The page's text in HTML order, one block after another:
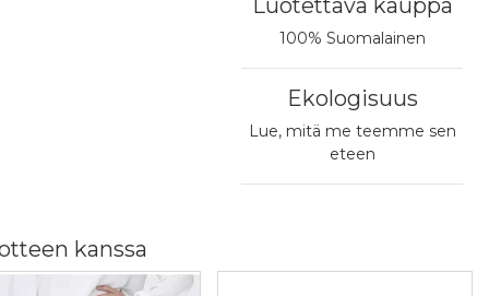
Luotettava kauppa
100% Suomalainen
Ekologisuus
Lue, mitä me teemme sen
eteen
4,90 €
Nouto valitsemastasi postista
kanssa